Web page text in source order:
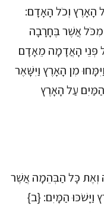
הָאָרֶץ וְכֹל הָאָדָם:
מִכֹּל אֲשֶׁר בֶּחָרָבָה
פְּנֵי הָאֲדָמָה מֵאָדָם
מִן הָאָרֶץ וַיִּשָּׁאֶר
עַל הָאָרֶץ
וְאֶת כָּל הַבְּהֵמָה אֲשֶׁר
וַיָּשֹׁכּוּ הַמָּיִם: {ב}